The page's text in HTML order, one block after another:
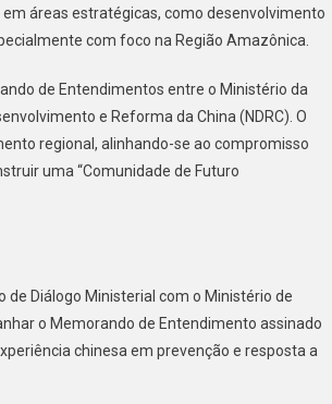
áreas estratégicas, como desenvolvimento
com foco na Região Amazônica.
de Entendimentos entre o Ministério da
e Reforma da China (NDRC). O
regional, alinhando-se ao compromisso
uma “Comunidade de Futuro
de Diálogo Ministerial com o Ministério de
o Memorando de Entendimento assinado
chinesa em prevenção e resposta a